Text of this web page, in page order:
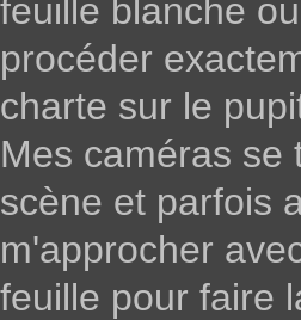
feuille blanche
procéder
charte sur le
Mes caméras se
scène et parfois
m'approcher
feuille pour faire